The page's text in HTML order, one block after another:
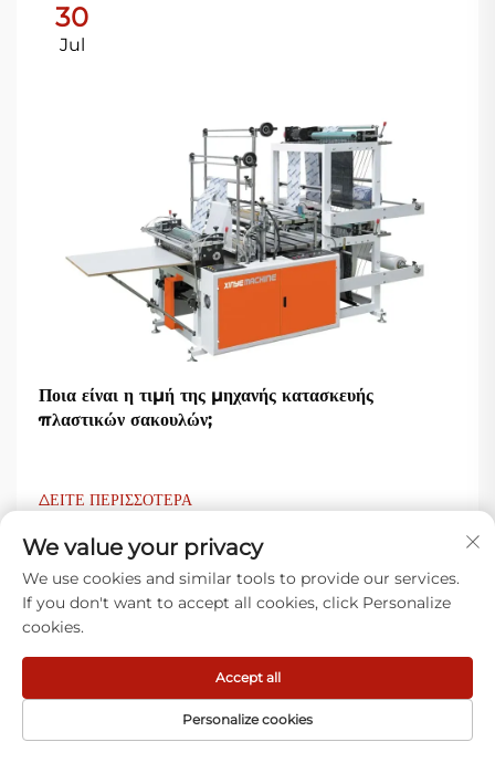
30
Jul
Ποια είναι η τιμή της μηχανής κατασκευής
πλαστικών σακουλών;
ΔΕΙΤΕ ΠΕΡΙΣΣΟΤΕΡΑ
Τι λένε οι πελάτες μας
We value your privacy
We use cookies and similar tools to provide our services.
If you don't want to accept all cookies, click Personalize
cookies.
Personalize cookies
Accept all